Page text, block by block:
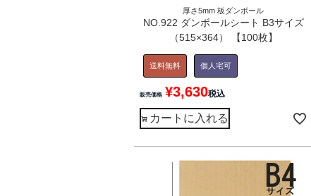
厚さ5mm 板ダンボール
NO.922 ダンボールシート B3サイズ
（515×364） 【100枚】
送料無料 個人宅可
販売価格 ¥3,630税込
カートに入れる